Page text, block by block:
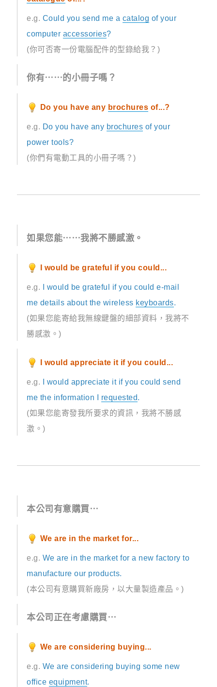
e.g. Could you send me a catalog of your
computer accessories?
(你可否寄一份電腦配件的型錄給我？)
你有⋯⋯的小冊子嗎？
Do you have any brochures of...?
e.g. Do you have any brochures of your
power tools?
(你們有電動工具的小冊子嗎？)
如果您能⋯⋯我將不勝感激。
I would be grateful if you could...
e.g.
I would be grateful if you could e-mail
me details about the wireless keyboards.
(如果您能寄給我無線鍵盤的細部資料，我將不
勝感激。)
I would appreciate it if you could...
e.g.
I would appreciate it if you could send
me the information I requested.
(如果您能寄發我所要求的資訊，我將不勝感
激。)
本公司有意購買⋯
We are in the market for...
e.g. We are in the market for a new factory to
manufacture our products.
(本公司有意購買新廠房，以大量製造產品。)
本公司正在考慮購買⋯
We are considering buying...
e.g. We are considering buying some new
office equipment.